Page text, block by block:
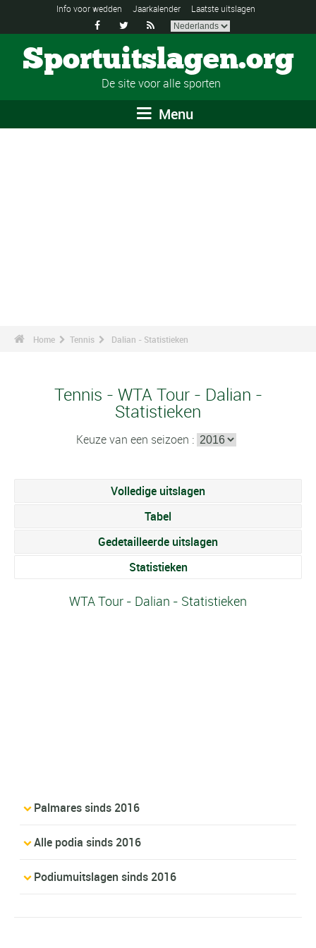
Info voor wedden Jaarkalender Laatste uitslagen
  
Sportuitslagen.org
De site voor alle sporten
Menu
Home Tennis Dalian - Statistieken
Tennis - WTA Tour - Dalian -
Statistieken
Keuze van een seizoen :
Volledige uitslagen
Tabel
Gedetailleerde uitslagen
Statistieken
WTA Tour - Dalian - Statistieken
Palmares sinds 2016
Alle podia sinds 2016
Podiumuitslagen sinds 2016